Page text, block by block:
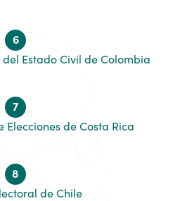
6
Estado Civil de Colombia
7
Elecciones de Costa Rica
8
de Chile